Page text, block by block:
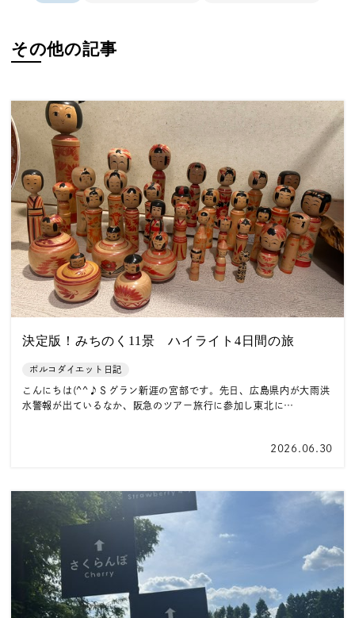
その他の記事
決定版！みちのく11景 ハイライト4日間の旅
ポルコダイエット日記
こんにちは(^^♪Ｓグラン新涯の宮部です。先日、広島県内が大雨洪
水警報が出ているなか、阪急のツアー旅行に参加し東北に…
2026.06.30